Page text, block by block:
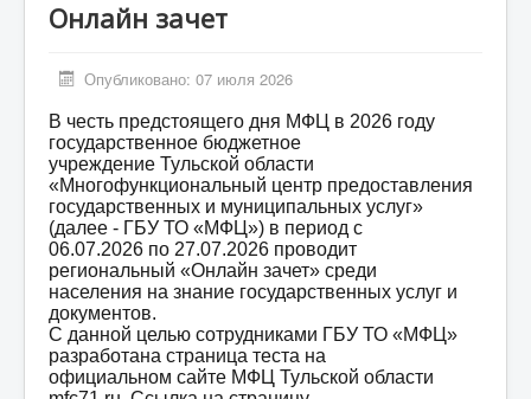
О школе
Гордость школы
Мероприятия
Контакты
Родителям
Группа в VK
Противодействие коррупции
Антитеррористическая деятельность
Онлайн зачет
Опубликовано: 07 июля 2026
В честь предстоящего дня МФЦ в 2026 году
государственное бюджетное
учреждение Тульской области
«Многофункциональный центр предоставления
государственных и муниципальных услуг»
(далее - ГБУ ТО «МФЦ») в период с
06.07.2026 по 27.07.2026 проводит
региональный «Онлайн зачет» среди
населения на знание государственных услуг и
документов.
С данной целью сотрудниками ГБУ ТО «МФЦ»
разработана страница теста на
официальном сайте МФЦ Тульской области